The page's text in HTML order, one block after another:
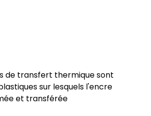
de transfert thermique sont
sur lesquels l'encre
et transférée